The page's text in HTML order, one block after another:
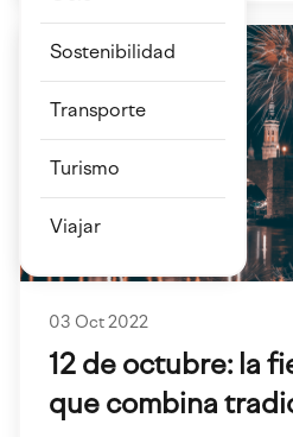
Sostenibilidad
Transporte
Turismo
Viajar
03 Oct 2022
12 de octubre: la
que combina